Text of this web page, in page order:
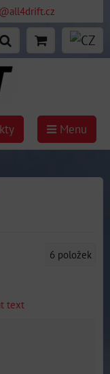
Menu
6 položek
text